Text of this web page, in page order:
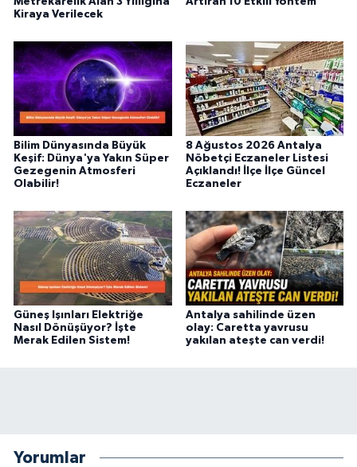
Kiraya Verilecek
Bilim Dünyasında Büyük
Keşif: Dünya'ya Yakın Süper
Gezegenin Atmosferi
Olabilir!
8 Ağustos 2026 Antalya
Nöbetçi Eczaneler Listesi
Açıklandı! İlçe İlçe Güncel
Eczaneler
Güneş Işınları Elektriğe
Nasıl Dönüşüyor? İşte
Merak Edilen Sistem!
Antalya sahilinde üzen
olay: Caretta yavrusu
yakılan ateşte can verdi!
Yorumlar